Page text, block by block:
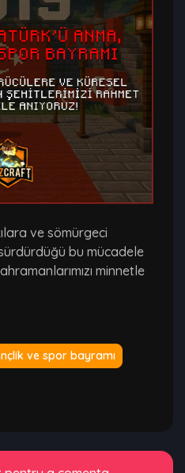
ve sömürgeci
bu mücadele
minnetle
ve spor bayramı